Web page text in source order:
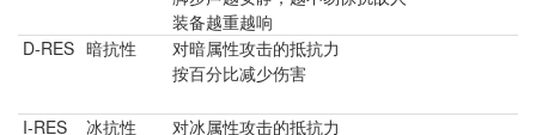
装备越重越响
D-RES
对暗属性攻击的抵抗力
按百分比减少伤害
I-RES
对冰属性攻击的抵抗力